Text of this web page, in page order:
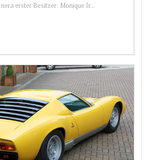
erster Besitzer: Monique Ir...